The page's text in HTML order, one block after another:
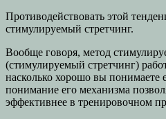
Противодействовать этой
стимулируемый стретчинг.
Вообще говоря, метод
(стимулируемый стретчинг)
насколько хорошо вы
понимание его механизма
эффективнее в тренировочном